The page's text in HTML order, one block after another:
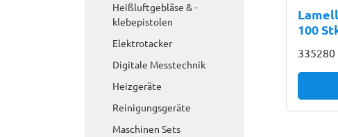
Heißluftgebläse & -
klebepistolen
Elektrotacker
Digitale Messtechnik
Heizgeräte
Reinigungsgeräte
Maschinen Sets
100
335280